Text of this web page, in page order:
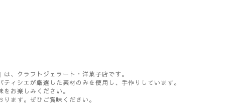
は、クラフトジェラート・洋菓子店です。
ティシエが厳選した素材のみを使用し、手作りしています。
お楽しみください。
ます。ぜひご賞味ください。